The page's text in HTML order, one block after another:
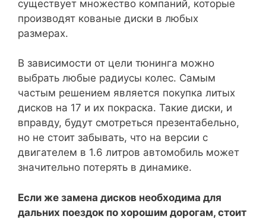
существует множество компаний, которые
производят кованые диски в любых
размерах.
В зависимости от цели тюнинга можно
выбрать любые радиусы колес. Самым
частым решением является покупка литых
дисков на 17 и их покраска. Такие диски, и
вправду, будут смотреться презентабельно,
но не стоит забывать, что на версии с
двигателем в 1.6 литров автомобиль может
значительно потерять в динамике.
Если же замена дисков необходима для
дальних поездок по хорошим дорогам, стоит